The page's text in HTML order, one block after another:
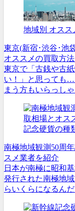
地域別 オス
東京(新宿･渋谷･池
オススメの買取方
東京で「古銭や古
い！」と思っても
まう方もいらっし
記念硬貨の種
南極地域観測50周
スメ業者を紹介
日本が南極に昭和
発行された南極地
らいくらになるん